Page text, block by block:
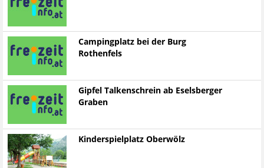
Campingplatz bei der Burg
Rothenfels
Gipfel Talkenschrein ab Eselsberger
Graben
Kinderspielplatz Oberwölz